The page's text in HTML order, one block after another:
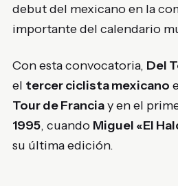
debut del mexicano en la
importante del calendario
Con esta convocatoria, Del
el tercer ciclista mexicano
Tour de Franciay en el
1995, cuando Miguel «El
su última edición.